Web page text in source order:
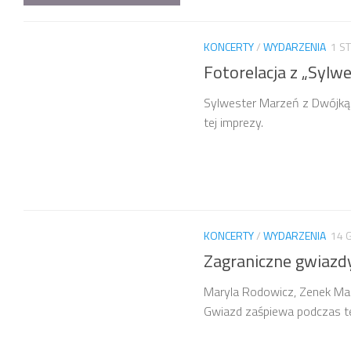
KONCERTY/WYDARZENIA 1
Fotorelacja z
Sylwester Marzeń z
tej imprezy.
KONCERTY/WYDARZENIA 14
Zagraniczne
Maryla Rodowicz, Zenek
Gwiazd zaśpiewa podczas